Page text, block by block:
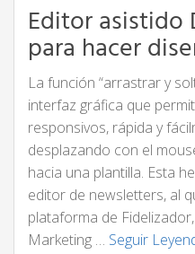
Editor asistido
para hacer
La función “arrastrar y
interfaz gráfica que
responsivos, rápida y
desplazando con el
hacia una plantilla. Esta
editor de newsletters, al
plataforma de
Marketing … Seguir